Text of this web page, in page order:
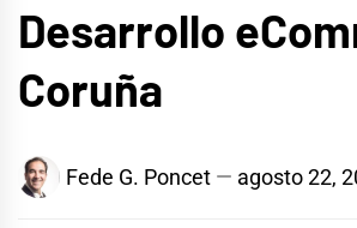
Desarrollo
Coruña
Fede G. Poncet agosto 22,